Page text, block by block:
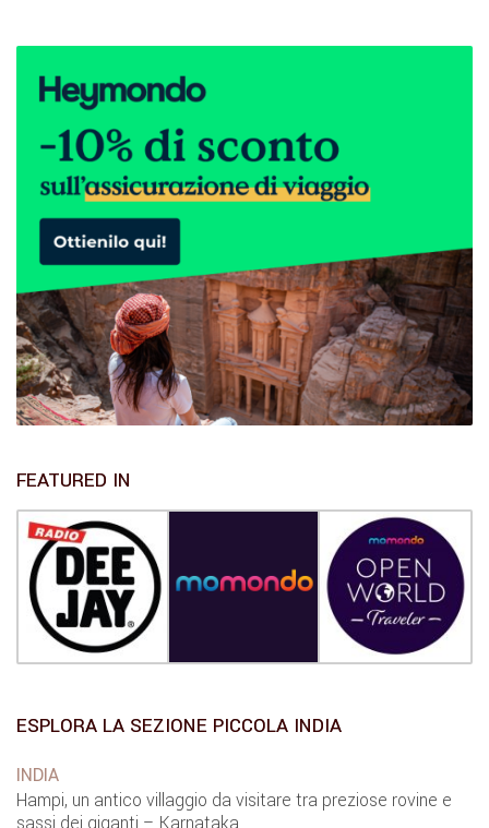
FEATURED IN
ESPLORA LA SEZIONE PICCOLA INDIA
INDIA
Hampi, un antico villaggio da visitare tra preziose rovine e